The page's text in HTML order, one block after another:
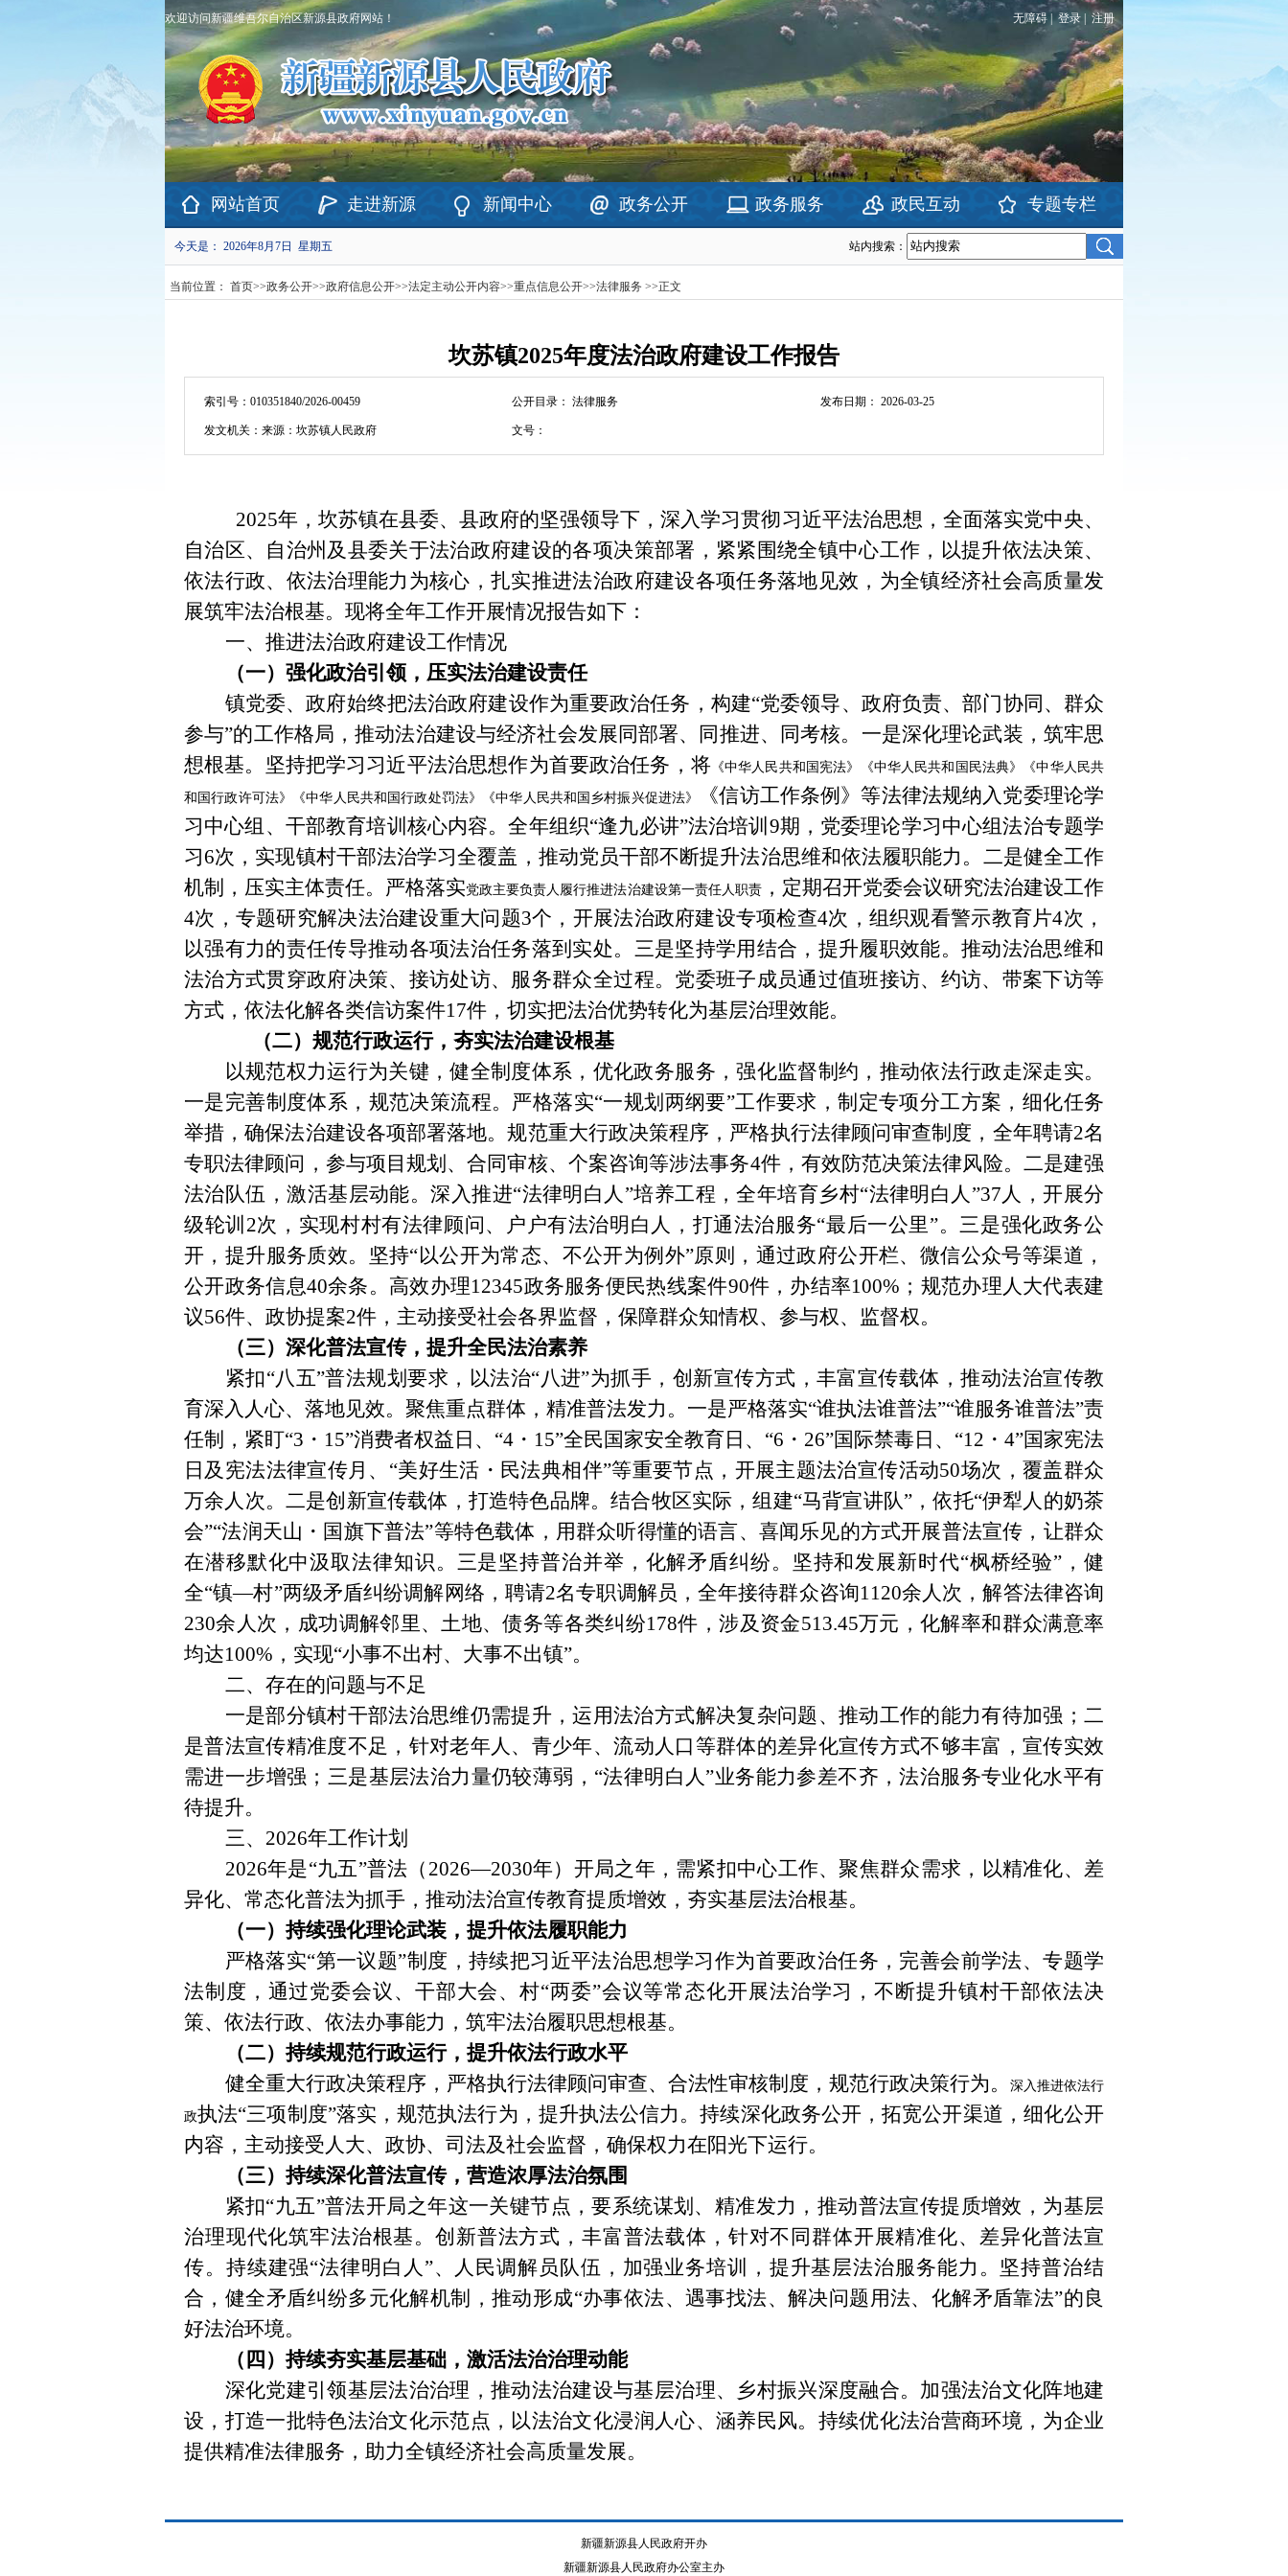
欢迎访问新疆维吾尔自治区新源县政府网站！ 无障碍 | 登录 注册
网站首页 走进新源 新闻中心 政务公开 政务服务 政民互动 专题专栏
今天是： 2026年8月7日 星期五 站内搜索：
当前位置： 首页>>政务公开>>政府信息公开>>法定主动公开内容>>重点信息公开>>法律服务 >>正文
坎苏镇2025年度法治政府建设工作报告
索引号： 010351840/2026-00459 公开目录： 法律服务 发布日期： 2026-03-25
发文机关： 来源：坎苏镇人民政府 文号：
2025年， 坎苏镇在县委、县政府的坚强领导下，深入学习贯彻习近平法治思想，全面落实党中央、
自治区、自治州及县委关于法治政府建设的各项决策部署，紧紧围绕全镇中心工作，以提升依法决策、
依法行政、依法治理能力为核心，扎实推进法治政府建设各项任务落地见效，为全镇经济社会高质量发
展筑牢法治根基。现将全年工作开展情况报告如下：
一、推进法治政府建设工作情况
（一） 强化政治引领，压实法治建设责任
镇党委、政府始终把法治政府建设作为重要政治任务，构建“党委领导、政府负责、部门协同、群众
参与”的工作格局，推动法治建设与经济社会发展同部署、同推进、同考核。 一是深化理论武装，筑牢思
想根基。坚持把学习习近平法治思想作为首要政治任务，将《中华人民共和国宪法》 《中华人民共和国民法典》 《中华人民共
和国行政许可法》 《中华人民共和国行政处罚法》 《中华人民共和国乡村振兴促进法》
《信访工作条例》等法律法规纳入党委理论学
习中心组、干部教育培训核心内容。全年组织“逢九必讲”法治培训 9期，党委理论学习中心组法治专题学
习6次，实现镇村干部法治学习全覆盖，推动党员干部不断提升法治思维和依法履职能力。 二是健全工作
机制，压实主体责任。严格落实党政主要负责人履行推进法治建设第一责任人职责，定期召开党委会议研究法治建设工作
4次，专题研究解决法治建设重大问题3个，开展法治政府建设专项检查4次，组织观看警示教育片4次，
以强有力的责任传导推动各项法治任务落到实处。 三是坚持学用结合，提升履职效能。推动法治思维和
法治方式贯穿政府决策、接访处访、服务群众全过程。党委班子成员通过值班接访、约访、带案下访等
方式，依法化解各类信访案件17件，切实把法治优势转化为基层治理效能。
（二）规范行政运行，夯实法治建设根基
以规范权力运行为关键，健全制度体系，优化政务服务，强化监督制约，推动依法行政走深走实。
一是完善制度体系，规范决策流程。严格落实“一规划两纲要”工作要求，制定专项分工方案，细化任务
举措，确保法治建设各项部署落地。规范重大行政决策程序，严格执行法律顾问审查制度，全年聘请2名
专职法律顾问，参与项目规划、合同审核、个案咨询等涉法事务4件，有效防范决策法律风险。 二是建强
法治队伍，激活基层动能。深入推进“法律明白人”培养工程，全年培育乡村“法律明白人”37人，开展分
级轮训 2次，实现村村有法律顾问、户户有法治明白人，打通法治服务“最后一公里”。三是强化政务公
开，提升服务质效。坚持“以公开为常态、不公开为例外”原则，通过政府公开栏、微信公众号等渠道，
公开政务信息40余条。高效办理12345政务服务便民热线案件90件，办结率100% ；规范办理人大代表建
议56件、政协提案2件，主动接受社会各界监督，保障群众知情权、参与权、监督权。
（三）深化普法宣传，提升全民法治素养
紧扣“八五”普法规划要求，以法治“八进”为抓手，创新宣传方式，丰富宣传载体，推动法治宣传教
育深入人心、落地见效。聚焦重点群体，精准普法发力。 一是严格落实“谁执法谁普法”“谁服务谁普法”责
任制，紧盯“3 ・ 15”消费者权益日、 “4 ・ 15”全民国家安全教育日、 “6 ・ 26”国际禁毒日、 “12 ・ 4”国家宪法
日及宪法法律宣传月、 “美好生活・民法典相伴”等重要节点，开展主题法治宣传活动50场次，覆盖群众
万余人次。 二是创新宣传载体，打造特色品牌。结合牧区实际，组建“马背宣讲队” ，依托“伊犁人的奶茶
会”“法润天山・国旗下普法”等特色载体，用群众听得懂的语言、喜闻乐见的方式开展普法宣传，让群众
在潜移默化中汲取法律知识。 三是坚持普治并举，化解矛盾纠纷。坚持和发展新时代“枫桥经验” ，健
全“镇—村”两级矛盾纠纷调解网络，聘请2名专职调解员，全年接待群众咨询1120余人次，解答法律咨询
230余人次，成功调解邻里、土地、债务等各类纠纷178件，涉及资金513.45万元，化解率和群众满意率
均达100% ，实现“小事不出村、大事不出镇”。
二、存在的问题与不足
一是部分镇村干部法治思维仍需提升，运用法治方式解决复杂问题、推动工作的能力有待加强；二
是普法宣传精准度不足，针对老年人、青少年、流动人口等群体的差异化宣传方式不够丰富，宣传实效
需进一步增强；三是基层法治力量仍较薄弱， “法律明白人”业务能力参差不齐，法治服务专业化水平有
待提升。
三、 2026年工作计划
2026年是“九五”普法（ 2026—2030年） 开局之年 ，需紧扣中心工作、聚焦群众需求，以精准化、差
异化、常态化普法为抓手，推动法治宣传教育提质增效，夯实基层法治根基。
（一）持续强化理论武装，提升依法履职能力
严格落实“第一议题”制度，持续把习近平法治思想学习作为首要政治任务，完善会前学法、专题学
法制度，通过党委会议、干部大会、村“两委”会议等常态化开展法治学习，不断提升镇村干部依法决
策、依法行政、依法办事能力，筑牢法治履职思想根基。
（二）持续规范行政运行，提升依法行政水平
健全重大行政决策程序，严格执行法律顾问审查、合法性审核制度，规范行政决策行为。
深入推进依法行
政执法“三项制度”落实，规范执法行为，提升执法公信力。持续深化政务公开，拓宽公开渠道，细化公开
内容，主动接受人大、政协、司法及社会监督，确保权力在阳光下运行。
（三）持续深化普法宣传，营造浓厚法治氛围
紧扣“九五”普法开局之年这一关键节点，要系统谋划、精准发力，推动普法宣传提质增效，为基层
治理现代化筑牢法治根基。创新普法方式，丰富普法载体，针对不同群体开展精准化、差异化普法宣
传。持续建强“法律明白人”、人民调解员队伍，加强业务培训，提升基层法治服务能力。坚持普治结
合，健全矛盾纠纷多元化解机制，推动形成“办事依法、遇事找法、解决问题用法、化解矛盾靠法”的良
好法治环境。
（四）持续夯实基层基础，激活法治治理动能
深化党建引领基层法治治理，推动法治建设与基层治理、乡村振兴深度融合。加强法治文化阵地建
设，打造一批特色法治文化示范点，以法治文化浸润人心、涵养民风。持续优化法治营商环境，为企业
提供精准法律服务，助力全镇经济社会高质量发展。
新疆新源县人民政府开办
新疆新源县人民政府办公室主办